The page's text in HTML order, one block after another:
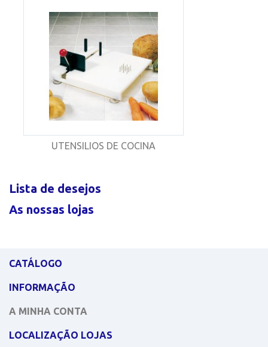
UTENSILIOS DE COCINA
Lista de desejos
As nossas lojas
CATÁLOGO
INFORMAÇÃO
A MINHA CONTA
LOCALIZAÇÃO LOJAS